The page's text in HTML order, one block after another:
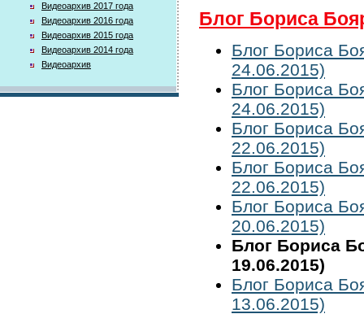
Видеоархив 2017 года
Видеоархив 2016 года
Видеоархив 2015 года
Видеоархив 2014 года
Видеоархив
Блог Бориса
Блог Бориса
24.06.2015)
Блог Бориса
24.06.2015)
Блог Бориса
22.06.2015)
Блог Бориса
22.06.2015)
Блог Бориса
20.06.2015)
Блог Бориса
19.06.2015)
Блог Бориса
13.06.2015)